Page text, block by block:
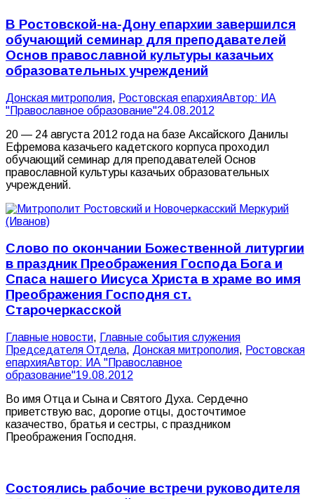
В Ростовской-на-Дону епархии завершился
обучающий семинар для преподавателей
Основ православной культуры казачьих
образовательных учреждений
Донская митрополия, Ростовская епархияАвтор: ИА
"Православное образование"24.08.2012
20 — 24 августа 2012 года на базе Аксайского Данилы
Ефремова казачьего кадетского корпуса проходил
обучающий семинар для преподавателей Основ
православной культуры казачьих образовательных
учреждений.
Слово по окончании Божественной литургии
в праздник Преображения Господа Бога и
Спаса нашего Иисуса Христа в храме во имя
Преображения Господня ст.
Старочеркасской
Главные новости, Главные события служения
Председателя Отдела, Донская митрополия, Ростовская
епархияАвтор: ИА "Православное
образование"19.08.2012
Во имя Отца и Сына и Святого Духа. Сердечно
приветствую вас, дорогие отцы, досточтимое
казачество, братья и сестры, с праздником
Преображения Господня.
Состоялись рабочие встречи руководителя